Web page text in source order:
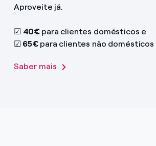
Aproveite já.
☑ 40€ para clientes domésticos e
☑ 65€ para clientes não domésticos
Saber mais